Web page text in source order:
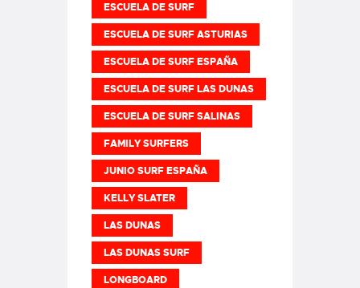
ESCUELA DE SURF
ESCUELA DE SURF ASTURIAS
ESCUELA DE SURF ESPAÑA
ESCUELA DE SURF LAS DUNAS
ESCUELA DE SURF SALINAS
FAMILY SURFERS
JUNIO SURF ESPAÑA
KELLY SLATER
LAS DUNAS
LAS DUNAS SURF
LONGBOARD